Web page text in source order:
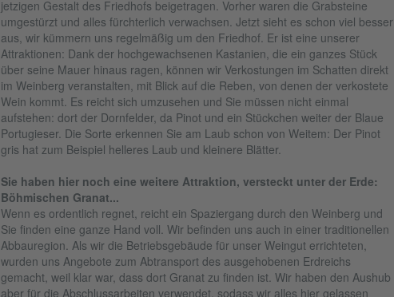
jetzigen Gestalt des Friedhofs beigetragen. Vorher waren die Grabsteine
umgestürzt und alles fürchterlich verwachsen. Jetzt sieht es schon viel besser
aus, wir kümmern uns regelmäßig um den Friedhof. Er ist eine unserer
Attraktionen: Dank der hochgewachsenen Kastanien, die ein ganzes Stück
über seine Mauer hinaus ragen, können wir Verkostungen im Schatten direkt
im Weinberg veranstalten, mit Blick auf die Reben, von denen der verkostete
Wein kommt. Es reicht sich umzusehen und Sie müssen nicht einmal
aufstehen: dort der Dornfelder, da Pinot und ein Stückchen weiter der Blaue
Portugieser. Die Sorte erkennen Sie am Laub schon von Weitem: Der Pinot
gris hat zum Beispiel helleres Laub und kleinere Blätter.
Sie haben hier noch eine weitere Attraktion, versteckt unter der Erde:
Böhmischen Granat...
Wenn es ordentlich regnet, reicht ein Spaziergang durch den Weinberg und
Sie finden eine ganze Hand voll. Wir befinden uns auch in einer traditionellen
Abbauregion. Als wir die Betriebsgebäude für unser Weingut errichteten,
wurden uns Angebote zum Abtransport des ausgehobenen Erdreichs
gemacht, weil klar war, dass dort Granat zu finden ist. Wir haben den Aushub
aber für die Abschlussarbeiten verwendet, sodass wir alles hier gelassen